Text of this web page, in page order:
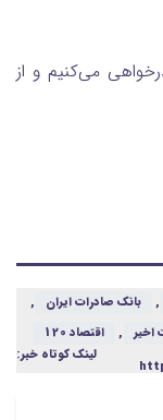
می‌کنیم و از
, بانک صادرات ایران
,
اخیر ,
اقتصاد 120
لینک کوتاه خبر: